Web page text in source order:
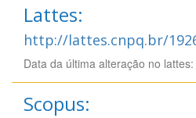
Lattes:
http://lattes.cnpq.br/
Data da última alteração no
Scopus: